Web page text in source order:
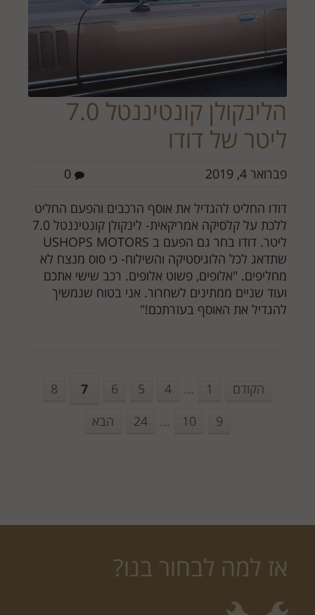
הלינקולן קונטיננטל 7.0
ליטר של דודו
פברואר 4, 2019
דודו החליט להגדיל את אוסף הרכבים והפעם החליט
ללכת על קלסיקה אמריקאית- לינקולן קונטיננטל 7.0
ליטר. דודו בחר גם הפעם ב USHOPS MOTORS
שתדאג לכל הלוגיסטיקה והשילוח- כי סוס מנצח לא
מחליפים. "אלופים, פשוט אלופים. רכב שישי אתכם
ועוד שניים ממתינים לשחרור. אני בטוח שנמשיך
להגדיל את האוסף בעזרתכם!"
הקודם 1
...
4
5
6
7
8
9
10
...
24 הבא
אז למה לבחור בנו?